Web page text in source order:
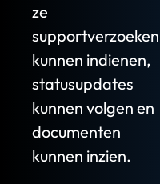
ze
supportverzoeken
kunnen indienen,
statusupdates
kunnen volgen en
documenten
kunnen inzien.